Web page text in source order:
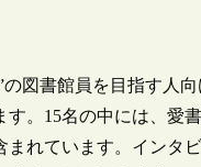
の図書館員を目指す人
。15名の中には、愛
まれています。インタ